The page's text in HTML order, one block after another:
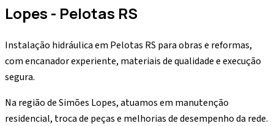
Lopes - Pelotas RS
Instalação hidráulica em Pelotas RS para obras e reformas,
com encanador experiente, materiais de qualidade e execução
segura.
Na região de Simões Lopes, atuamos em manutenção
residencial, troca de peças e melhorias de desempenho da rede.